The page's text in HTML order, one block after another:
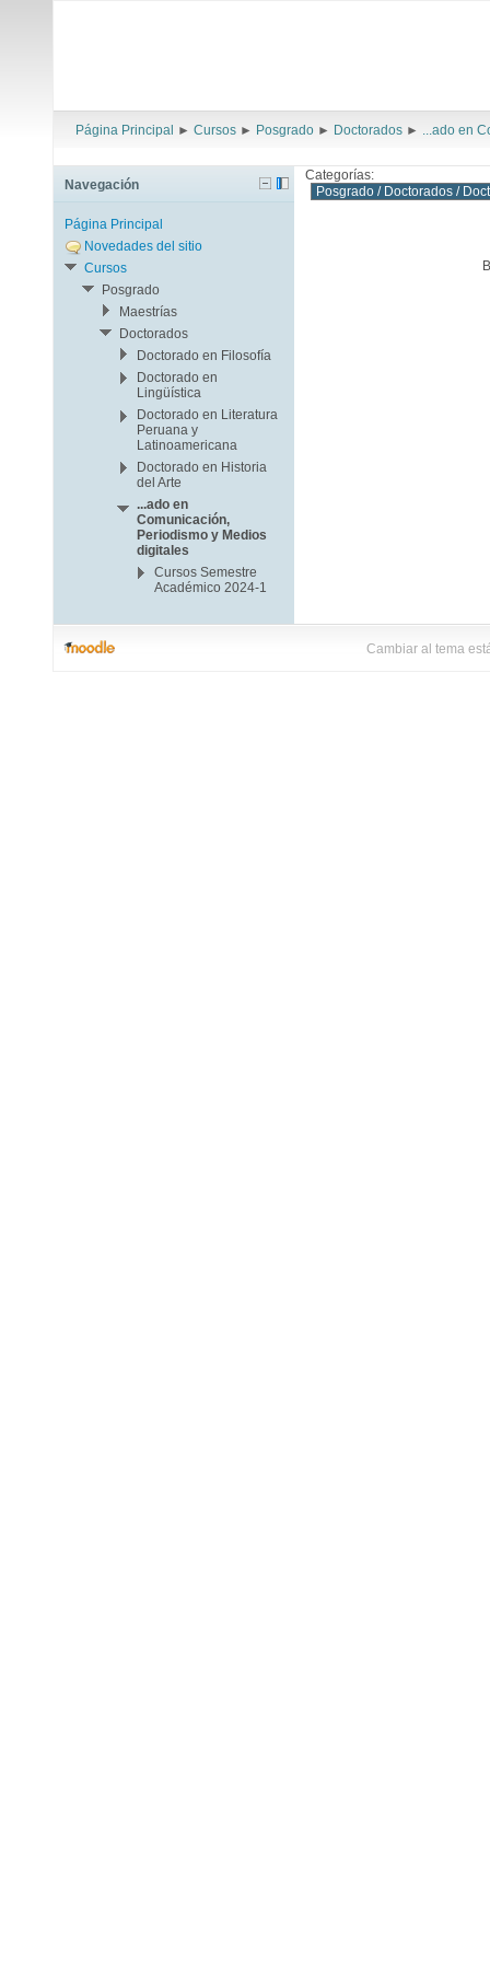
Página Principal ► Cursos ► Posgrado ► Doctorados ► ...ado en
Categorías:
Navegación
Página Principal
Novedades del sitio
Cursos
Posgrado
Maestrías
Doctorados
Doctorado en Filosofía
Doctorado en
Lingüística
Doctorado en Literatura
Peruana y
Latinoamericana
Doctorado en Historia
del Arte
...ado en
Comunicación,
Periodismo y Medios
digitales
Cursos Semestre
Académico 2024-1
Cambiar al tema